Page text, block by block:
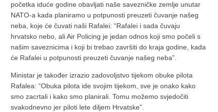
početka iduće godine obavljati naše savezničke zemlje unutar
NATO-a kada planiramo u potpunosti preuzeti čuvanje našeg
neba, koje će čuvati naši Rafalei: “Rafalei i sada čuvaju
hrvatsko nebo, ali Air Policing je jedan odnos koji smo počeli s
našim saveznicima i koji bi trebao završiti do kraja godine, kada
će Rafalei u potpunosti preuzeti čuvanje našeg neba”.
Ministar je također izrazio zadovoljstvo tijekom obuke pilota
Rafalea: “Obuka pilota ide svojim tijekom, sve je onako kako
smo zacrtali i kako smo planirali. Tomu možemo svjedočiti
svakodnevno jer piloti lete diljem Hrvatske”.